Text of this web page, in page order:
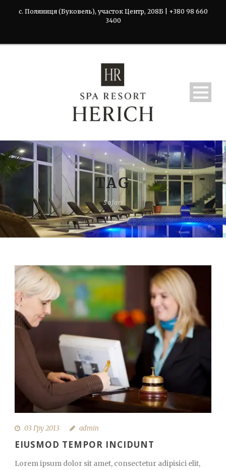
с. Поляниця (Буковель), участок Центр, 208Б | +380 98 660
3400
TAG
Safari
03 Гру 2013 admin
EIUSMOD TEMPOR INCIDUNT
Lorem ipsum dolor sit amet, consectetur adipisici elit,